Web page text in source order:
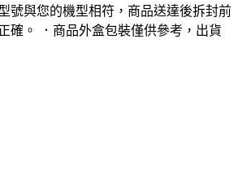
號與您的機型相符，商品送達後拆封前
確。 ．商品外盒包裝僅供參考，出貨